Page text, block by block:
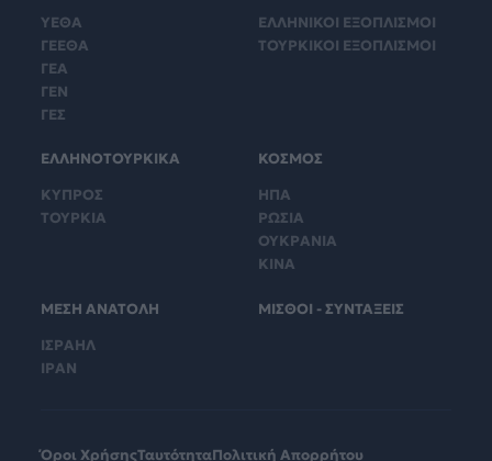
ΥΕΘΑ
ΓΕΕΘΑ
ΓΕΑ
ΓΕΝ
ΓΕΣ
ΕΛΛΗΝΙΚΟΙ ΕΞΟΠΛΙΣΜΟΙ
ΤΟΥΡΚΙΚΟΙ ΕΞΟΠΛΙΣΜΟΙ
ΕΛΛΗΝΟΤΟΥΡΚΙΚΑ
ΚΥΠΡΟΣ
ΤΟΥΡΚΙΑ
ΚΟΣΜΟΣ
ΗΠΑ
ΡΩΣΙΑ
ΟΥΚΡΑΝΙΑ
ΚΙΝΑ
ΜΕΣΗ ΑΝΑΤΟΛΗ
ΙΣΡΑΗΛ
ΙΡΑΝ
ΜΙΣΘΟΙ - ΣΥΝΤΑΞΕΙΣ
Όροι ΧρήσηςΤαυτότηταΠολιτική Απορρήτου